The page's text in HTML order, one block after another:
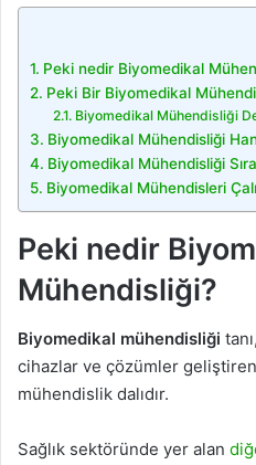
Peki nedir Biyomedikal
Peki Bir Biyomedikal
Biyomedikal Mühendisliği
Biyomedikal Mühendisliği
Biyomedikal Mühendisliği
Biyomedikal Mühendisleri
Peki nedir
Mühendisliği?
Biyomedikal mühendisliği
cihazlar ve çözümler
mühendislik dalıdır.
Sağlık sektöründe yer alan